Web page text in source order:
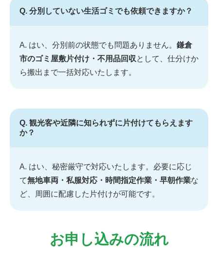
Q. 分別していない生活ゴミでも依頼できますか？
A. はい、分別前の状態でも問題ありません。 鎌倉
市のゴミ屋敷片付け・不用品回収 として、仕分けか
ら搬出まで一括対応いたします。
Q. 観光客や近隣に知られずに片付けてもらえます
か？
A. はい、秘密厳守で対応いたします。必要に応じ
て無地車両・私服対応・時間指定作業・早朝作業な
ど、周囲に配慮した片付けが可能です。
お申し込みの流れ